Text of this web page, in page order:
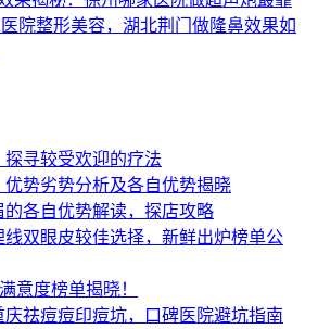
院整形美容，湖北荆门做隆鼻效果如
寻较受欢迎的疗法
优势劣势分析及各自优势揭晓
的各自优势解读，探店攻略
线双眼皮较佳选择，新鲜出炉榜单公
意度榜单揭晓！
庆祛痘痘印痘坑，口碑医院避坑指南